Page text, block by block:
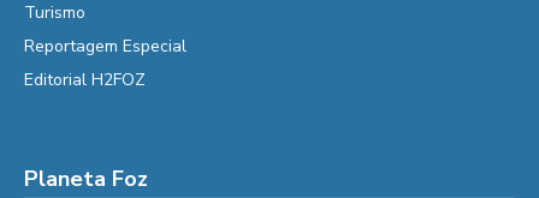
Turismo
Reportagem Especial
Editorial H2FOZ
Planeta Foz